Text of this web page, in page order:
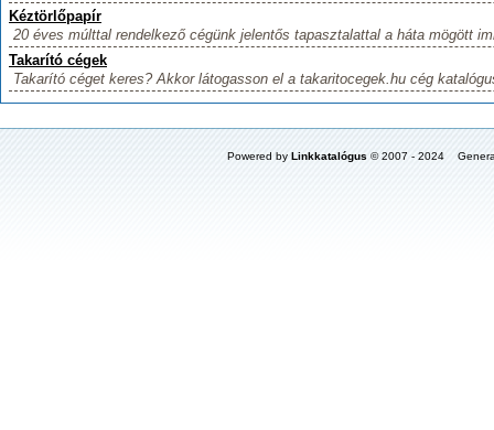
Kéztörlőpapír
20 éves múlttal rendelkező cégünk jelentős tapasztalattal a háta mögött
Takarító cégek
Takarító céget keres? Akkor látogasson el a takaritocegek.hu cég
Powered by Linkkatalógus © 2007 - 2024